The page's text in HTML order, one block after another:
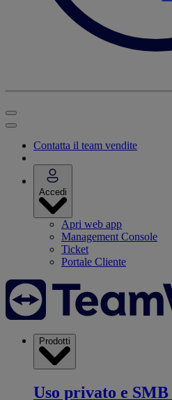
Contatta il team vendite
Accedi
Apri web app
Management Console
Ticket
Portale Cliente
Prodotti
Uso privato e SMB